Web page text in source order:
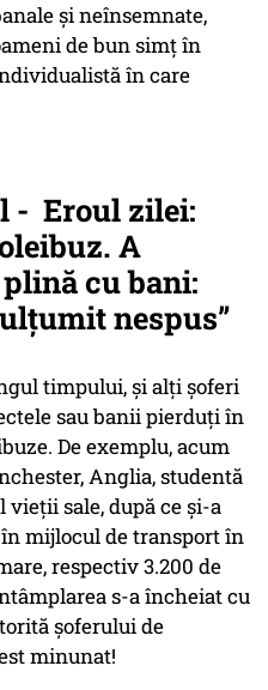
și neînsemnate,
de bun simț în
în care
- Eroul zilei:
A
cu bani:
nespus”
timpului, și alți șoferi
sau banii pierduți în
De exemplu, acum
Anglia, studentă
vieții sale, după ce și-a
mijlocul de transport în
respectiv 3.200 de
s-a încheiat cu
șoferului de
minunat!